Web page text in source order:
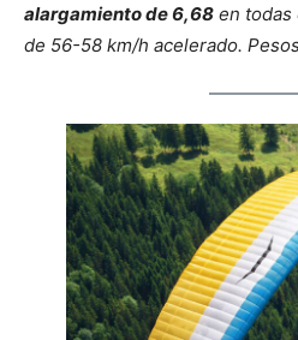
alargamiento de 6,68 en todas
de 56-58 km/h acelerado.